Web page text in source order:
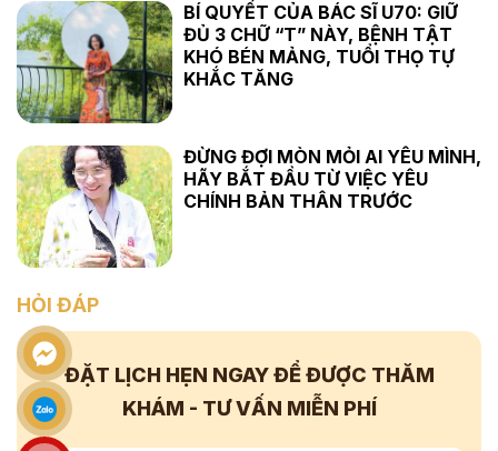
BÍ QUYẾT CỦA BÁC SĨ U70: GIỮ
ĐỦ 3 CHỮ “T” NÀY, BỆNH TẬT
KHÓ BÉN MẢNG, TUỔI THỌ TỰ
KHẮC TĂNG
ĐỪNG ĐỢI MÒN MỎI AI YÊU MÌNH,
HÃY BẮT ĐẦU TỪ VIỆC YÊU
CHÍNH BẢN THÂN TRƯỚC
HỎI ĐÁP
ĐẶT LỊCH HẸN NGAYĐỂ ĐƯỢC THĂM
KHÁM - TƯ VẤN MIỄN PHÍ